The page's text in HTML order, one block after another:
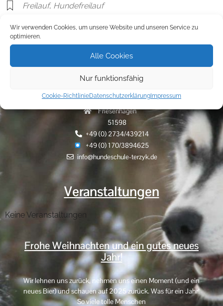
Wir verwenden Cookies, um unsere Website und unseren Service zu
optimieren.
Alle Cookies
Nur funktionsfähig
Cookie-RichtlinieDatenschutzerklärung Impressum
Freilauf, Hundefreilauf
Karte nicht verfügbar
Hundeschule Terzyk
Hammerhöhe 9
Friesenhagen
51598
+49 (0) 2734/439214
+49 (0) 170/3894625
info@hundeschule-terzyk.de
Veranstaltungen
Keine Veranstaltungen
Frohe Weihnachten und ein gutes neues
Jahr!
Wir lehnen uns zurück, nehmen uns einen Moment (und ein
neues Bier) und schauen auf 2025 zurück. Was für ein Jahr!
So viele tolle Menschen